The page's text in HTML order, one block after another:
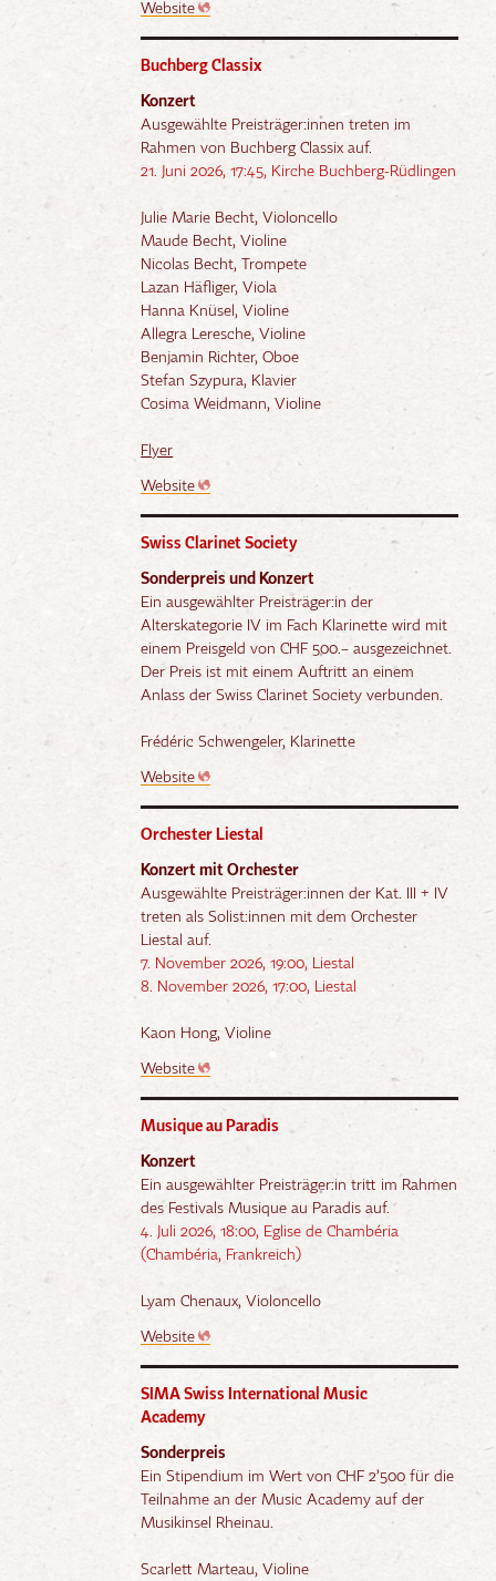
Website
Buchberg Classix
Konzert
Ausgewählte Preisträger:innen treten im
Rahmen von Buchberg Classix auf.
21. Juni 2026, 17:45, Kirche Buchberg-Rüdlingen
Julie Marie Becht, Violoncello
Maude Becht, Violine
Nicolas Becht, Trompete
Lazan Häfliger, Viola
Hanna Knüsel, Violine
Allegra Leresche, Violine
Benjamin Richter, Oboe
Stefan Szypura, Klavier
Cosima Weidmann, Violine
Flyer
Website
Swiss Clarinet Society
Sonderpreis und Konzert
Ein ausgewählter Preisträger:in der
Alterskategorie IV im Fach Klarinette wird mit
einem Preisgeld von CHF 500.– ausgezeichnet.
Der Preis ist mit einem Auftritt an einem
Anlass der Swiss Clarinet Society verbunden.
Frédéric Schwengeler, Klarinette
Website
Orchester Liestal
Konzert mit Orchester
Ausgewählte Preisträger:innen der Kat. III + IV
treten als Solist:innen mit dem Orchester
Liestal auf.
7. November 2026, 19:00, Liestal
8. November 2026, 17:00, Liestal
Kaon Hong, Violine
Website
Musique au Paradis
Konzert
Ein ausgewählter Preisträger:in tritt im Rahmen
des Festivals Musique au Paradis auf.
4. Juli 2026, 18:00, Eglise de Chambéria
(Chambéria, Frankreich)
Lyam Chenaux, Violoncello
Website
SIMA Swiss International Music
Academy
Sonderpreis
Ein Stipendium im Wert von CHF 2’500 für die
Teilnahme an der Music Academy auf der
Musikinsel Rheinau.
Scarlett Marteau, Violine